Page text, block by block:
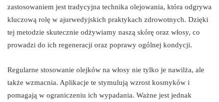
zastosowaniem jest tradycyjna technika olejowania, która odgrywa
kluczową rolę w ajurwedyjskich praktykach zdrowotnych. Dzięki
tej metodzie skutecznie odżywiamy naszą skórę oraz włosy, co
prowadzi do ich regeneracji oraz poprawy ogólnej kondycji.
Regularne stosowanie olejków na włosy nie tylko je nawilża, ale
także wzmacnia. Aplikacje te stymulują wzrost kosmyków i
pomagają w ograniczeniu ich wypadania. Ważne jest jednak